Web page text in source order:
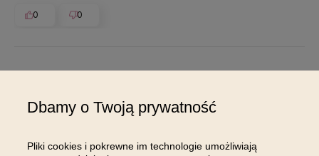
0
0
Dbamy o Twoją prywatność
Pliki cookies i pokrewne im technologie umożliwiają